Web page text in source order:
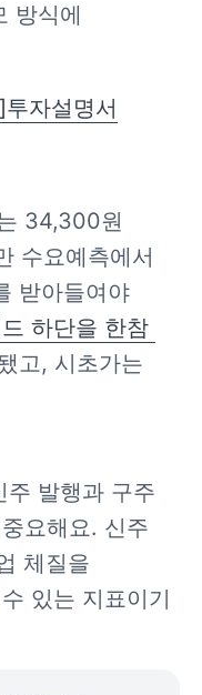
방식에
자설명서
34,300원
수요예측에서
받아들여야
하단을 한참
고, 시초가는
주 발행과 구주
요해요. 신주
체질을
있는 지표이기